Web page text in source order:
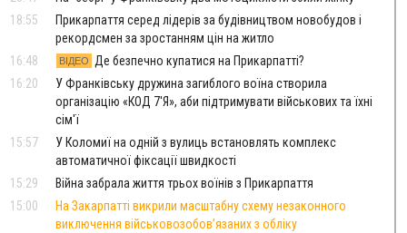
18:55
Прикарпаття серед лідерів за будівництвом новобудов і
рекордсмен за зростанням цін на житло
16:48
ВІДЕО
Де безпечно купатися на Прикарпатті?
16:20
У Франківську дружина загиблого воїна створила
організацію «КОД 7'Я», аби підтримувати військових та їхні
сім'ї
15:57
У Коломиї на одній з вулиць встановлять комплекс
автоматичної фіксації швидкості
15:29
Війна забрала життя трьох воїнів з Прикарпаття
15:00
На Закарпатті викрили масштабну схему незаконного
виключення військовозобов’язаних з обліку